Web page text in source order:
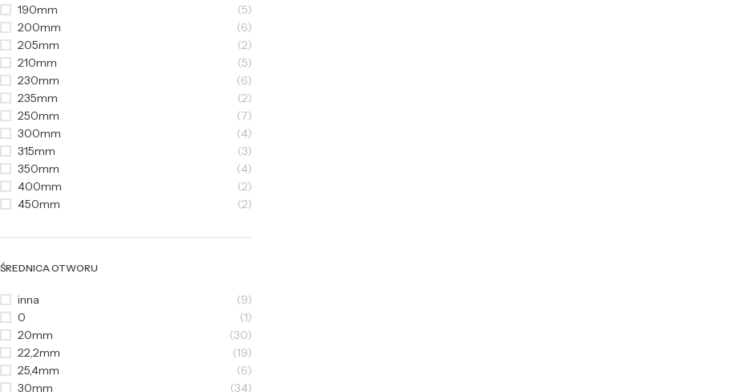
190mm
(5)
200mm
(6)
205mm
(2)
210mm
(5)
230mm
(6)
235mm
(2)
250mm
(7)
300mm
(4)
315mm
(3)
350mm
(4)
400mm
(2)
450mm
(2)
ŚREDNICA OTWORU
inna
(9)
0
(1)
20mm
(30)
22,2mm
(19)
25,4mm
(6)
30mm
(34)